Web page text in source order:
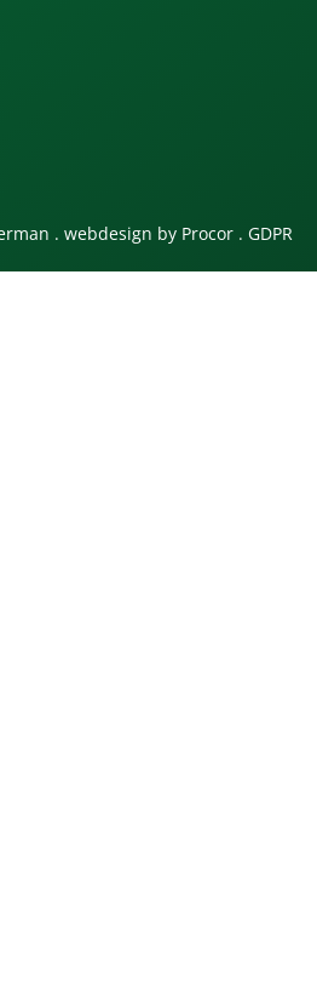
. webdesign by Procor . GDPR